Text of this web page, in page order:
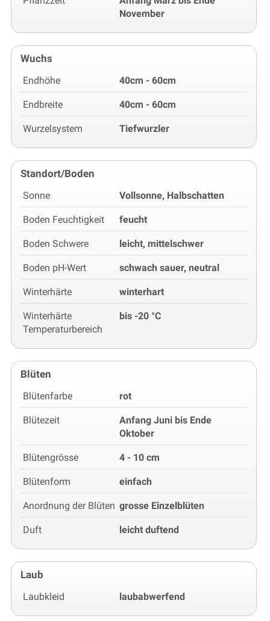
November
Wuchs
Endhöhe 40cm - 60cm
Endbreite 40cm - 60cm
Wurzelsystem Tiefwurzler
Standort/Boden
Sonne Vollsonne, Halbschatten
Boden Feuchtigkeit feucht
Boden Schwere leicht, mittelschwer
Boden pH-Wert schwach sauer, neutral
Winterhärte winterhart
Winterhärte
Temperaturbereich
bis -20 °C
Blüten
Blütenfarbe rot
Blütezeit
Anfang Juni bis Ende
Oktober
Blütengrösse 4 - 10 cm
Blütenform einfach
Anordnung der Blüten grosse Einzelblüten
Duft leicht duftend
Laub
Laubkleid laubabwerfend